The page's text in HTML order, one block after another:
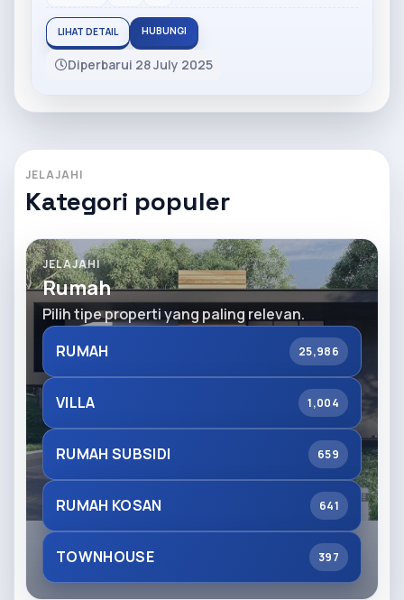
LIHAT DETAIL HUBUNGI
Diperbarui 28 July 2025
JELAJAHI
Kategori populer
JELAJAHI
Rumah
Pilih tipe properti yang paling relevan.
RUMAH
25,986
VILLA 1,004
RUMAH SUBSIDI 659
RUMAH KOSAN 641
TOWNHOUSE 397